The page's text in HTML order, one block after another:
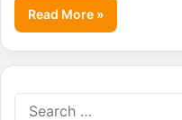
Read More »